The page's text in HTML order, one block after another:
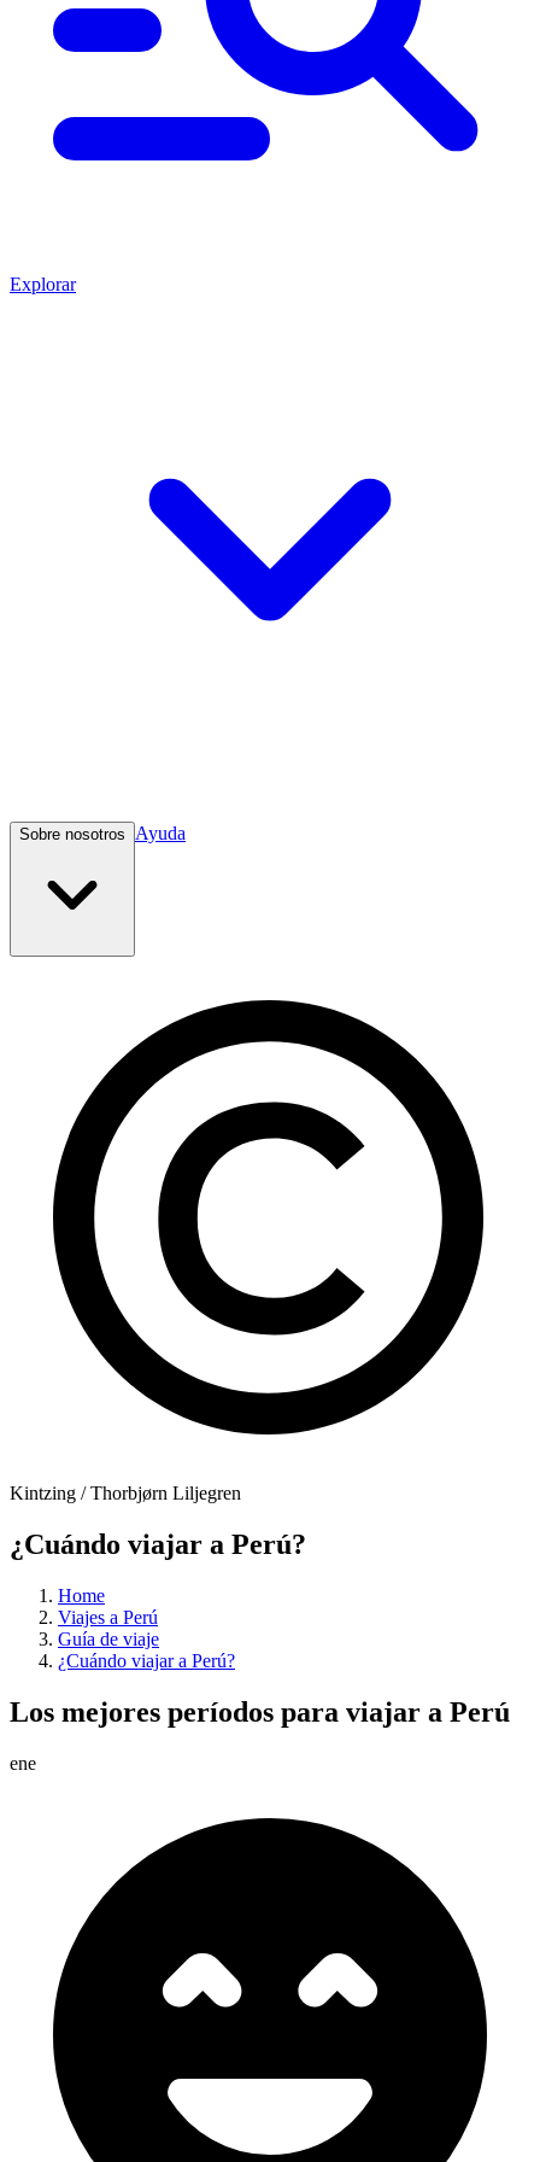
Explorar
Sobre nosotros Ayuda
Kintzing / Thorbjørn Liljegren
¿Cuándo viajar a Perú?
Home
Viajes a Perú
Guía de viaje
¿Cuándo viajar a Perú?
Los mejores períodos para viajar a Perú
ene